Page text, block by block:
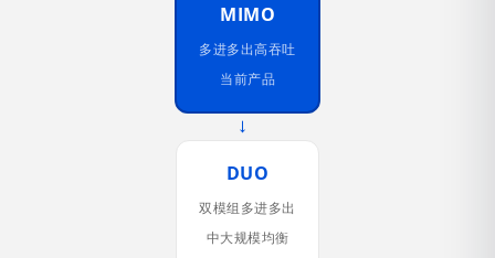
MIMO
多进多出高吞吐
当前产品
→
DUO
双模组多进多出
中大规模均衡